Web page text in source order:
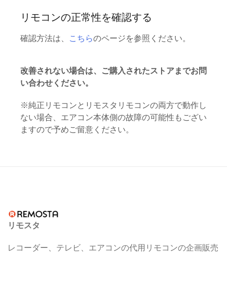
リモコンの正常性を確認する
確認方法は、 こちらのページを参照ください。
改善されない場合は、ご購入されたストアまでお問
い合わせください。
※純正リモコンとリモスタリモコンの両方で動作し
ない場合、エアコン本体側の故障の可能性もござい
ますので予めご留意ください。
リモスタ
レコーダー、テレビ、エアコンの代用リモコンの企画販売